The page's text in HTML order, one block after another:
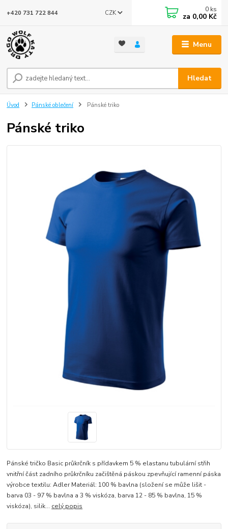
Menu
CZK
Hledat
+420 731 722 844 0 ks
za 0,00 Kč
Úvod Pánské oblečení Pánské triko
Pánské triko
Pánské tričko Basic průkrčník s přídavkem 5 % elastanu tubulární střih
vnitřní část zadního průkrčníku začištěná páskou zpevňující ramenní páska
výrobce textilu: Adler Materiál: 100 % bavlna (složení se může lišit -
barva 03 - 97 % bavlna a 3 % viskóza, barva 12 - 85 % bavlna, 15 %
viskóza), silik... celý popis